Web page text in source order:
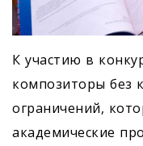
К участию в
композиторы без
ограничений,
академические